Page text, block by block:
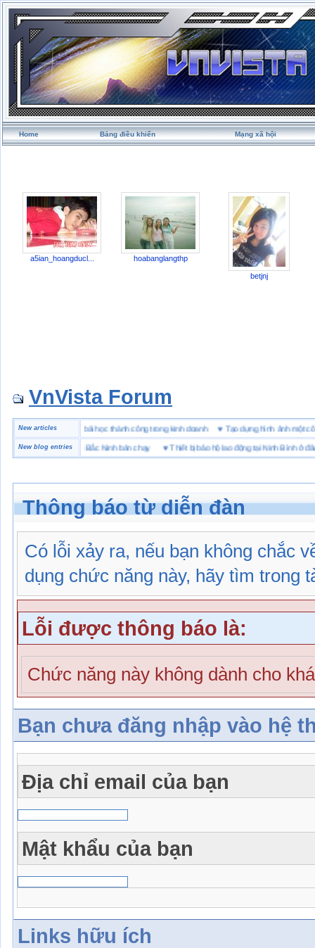
Home Bảng điều khiển Mạng xã hội
a5ian_hoangducl... hoabanglangthp
betjnj
VnVista Forum
New articles
biệt” của Microsoft ♥4 bài học thành công trong kinh doanh ♥Tạo dựng hình ảnh
New blog entries
giày bảo hộ tại Bắc Ninh bán chạy♥ Thiết bị bảo hộ lao động tại Ninh Bình ở đâu
Thông báo từ diễn đàn
Có lỗi xảy ra, nếu bạn không chắc
dụng chức năng này, hãy tìm trong
Lỗi được thông báo là:
Chức năng này không dành cho
Bạn chưa đăng nhập vào hệ
Địa chỉ email của bạn
Mật khẩu của bạn
Links hữu ích